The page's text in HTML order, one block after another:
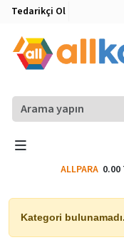
Tedarikçi Ol
ALLPARA 0.00
Kategori bulunamadı.